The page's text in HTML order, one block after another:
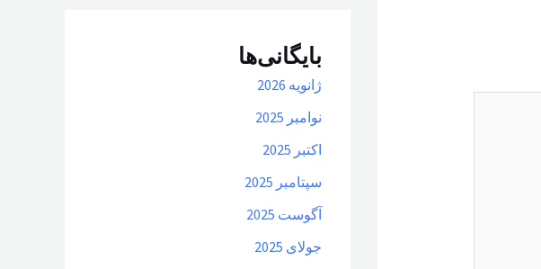
بایگانی‌ها
ژانویه 2026
نوامبر 2025
اکتبر 2025
سپتامبر 2025
آگوست 2025
جولای 2025